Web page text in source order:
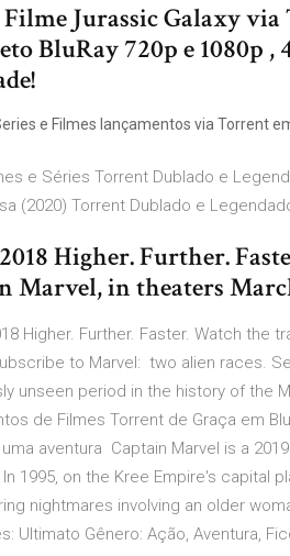
Jurassic Galaxy
BluRay 720p e 1080p
e Filmes lançamentos via Torrent
e Séries Torrent Dublado e
(2020) Torrent Dublado e
2018 Higher. Further.
Marvel, in theaters
Higher. Further. Faster. Watch the
to Marvel: two alien races.
unseen period in the history of the
de Filmes Torrent de Graça em
aventura Captain Marvel is a
1995, on the Kree Empire's capital
nightmares involving an older
Ultimato Gênero: Ação, Aventura,